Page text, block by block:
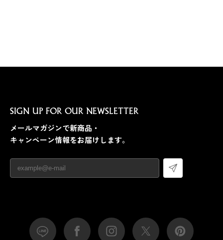
SIGN UP FOR OUR NEWSLETTER
メールマガジンで新商品・
キャンペーン情報をお届けします。